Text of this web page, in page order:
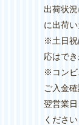
出荷状
に出荷い
※土日祝
応はで
※コンビ
ご入金確
翌営業
ください